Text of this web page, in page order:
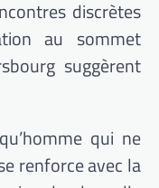
discrètes
au sommet
suggèrent
qui ne
renforce avec la